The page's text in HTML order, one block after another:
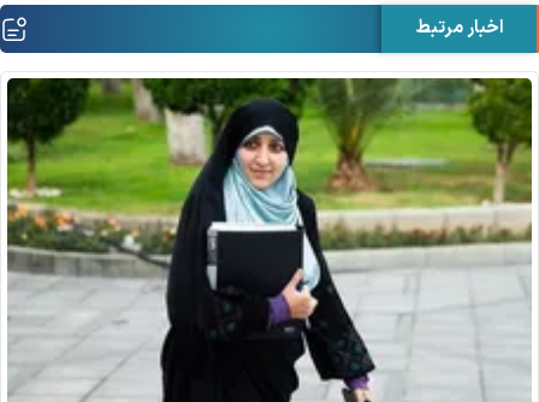
اخبار مرتبط